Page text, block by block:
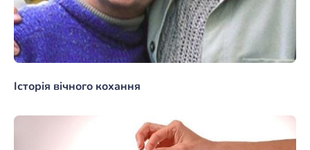
Історія вічного кохання